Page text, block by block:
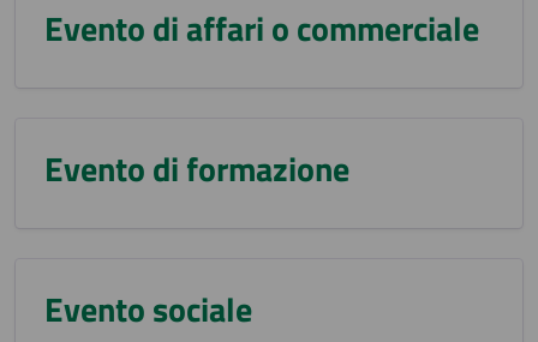
Evento di affari o commerciale
Evento di formazione
Evento sociale